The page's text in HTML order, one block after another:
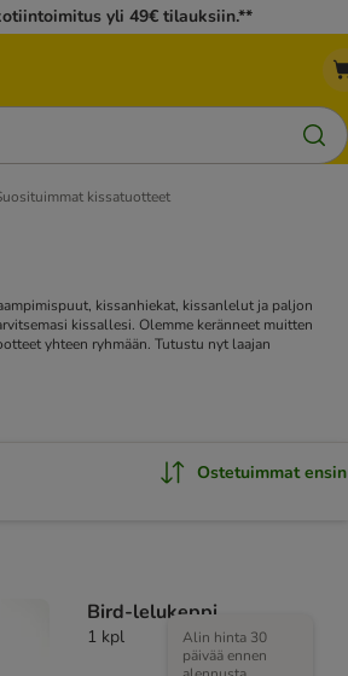
yli 49€ tilauksiin.**
kissatuotteet
kissanhiekat, kissanlelut ja paljon
kissallesi. Olemme keränneet muitten
yhteen ryhmään. Tutustu nyt laajan
Ostetuimmat ensin
Bird-lelukeppi
1 kpl
Alin hinta 30
päivää ennen